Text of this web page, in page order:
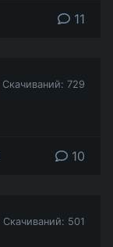
11
Скачиваний: 729
10
Скачиваний: 501